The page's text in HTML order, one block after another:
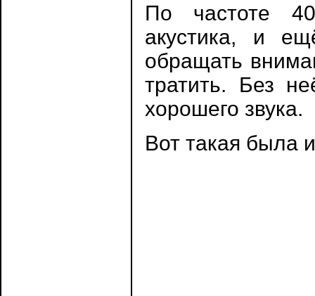
По частоте
акустика, и
обращать
тратить. Без
хорошего звука.
Вот такая была